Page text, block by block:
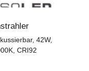
42W,
CRI92